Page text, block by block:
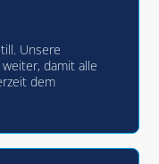
Unsere
damit alle
dem